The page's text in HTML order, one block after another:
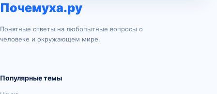
Почемуха.ру
Понятные ответы на любопытные вопросы о
человеке и окружающем мире.
Популярные темы